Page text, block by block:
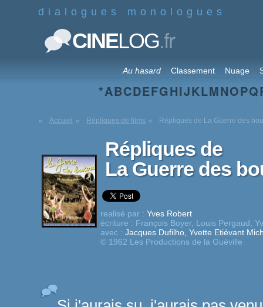
dialogues monologues
CINELOG.fr
Au hasard Classement Nuage
*ABCDEFGHIJKLMNOPQ
Accueil Répliques de films Répliques de La Guerre des
Répliques de
La Guerre des
realisé par : Yves Robert
écriture : François Boyer, Louis Pergaud
avec : Jacques Dufilho Yvette Etiévant
© 1962 Les Productions de la Guéville